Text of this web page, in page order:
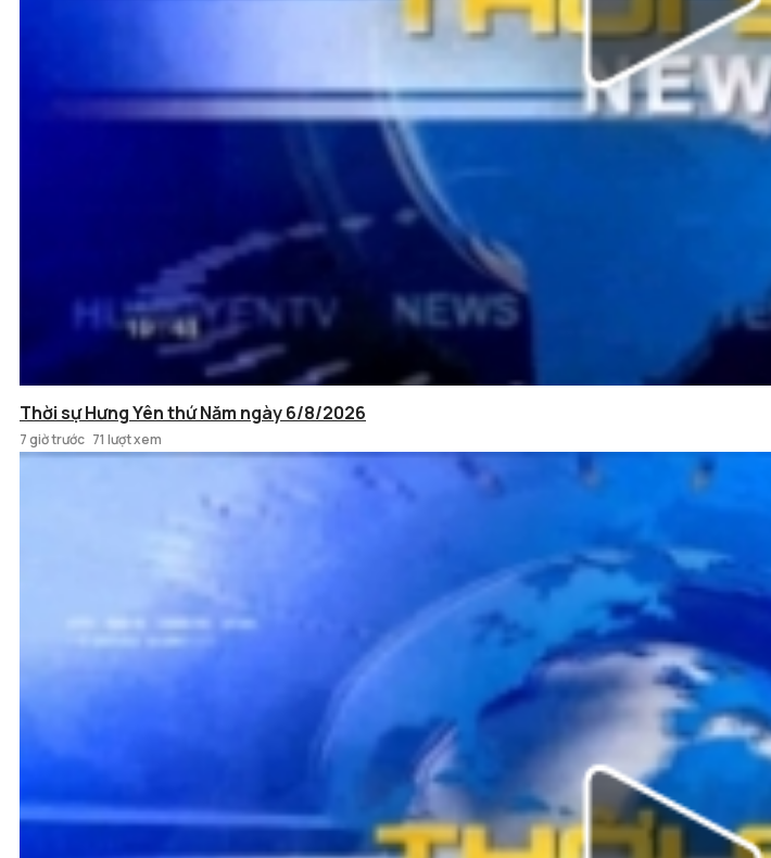
Thời sự Hưng Yên thứ Năm ngày 6/8/2026
7 giờ trước 71 lượt xem